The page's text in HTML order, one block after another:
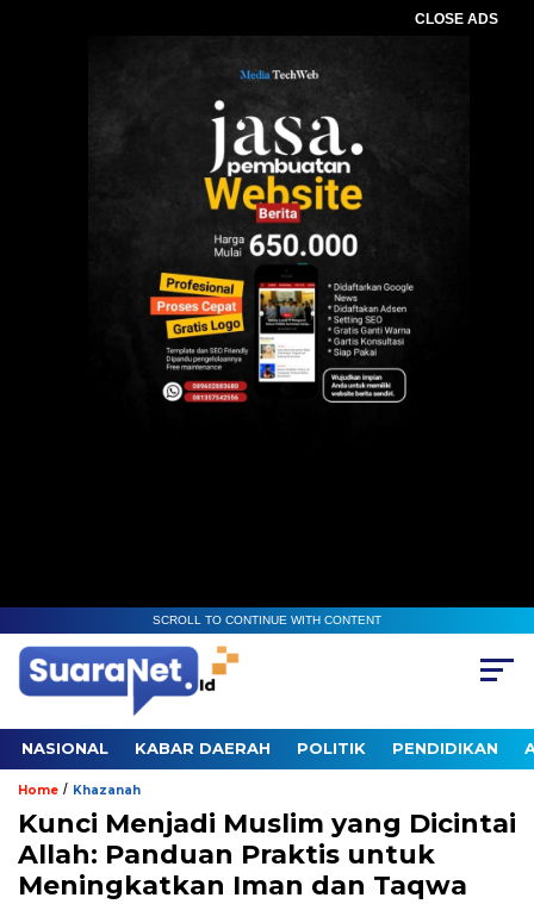
CLOSE ADS
SCROLL TO CONTINUE WITH CONTENT
NASIONAL KABAR DAERAH POLITIK PENDIDIKAN
Home / Khazanah
Kunci Menjadi Muslim yang Dicintai
Allah: Panduan Praktis untuk
Meningkatkan Iman dan Taqwa